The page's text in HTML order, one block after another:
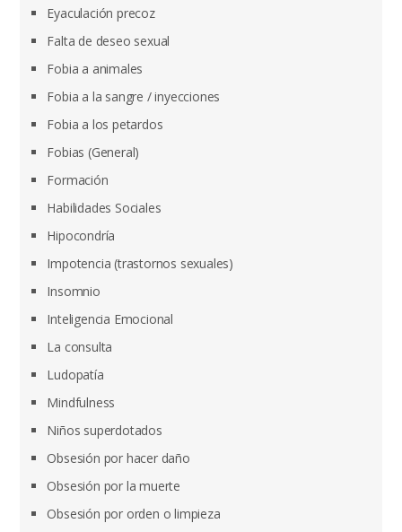
Eyaculación precoz
Falta de deseo sexual
Fobia a animales
Fobia a la sangre / inyecciones
Fobia a los petardos
Fobias (General)
Formación
Habilidades Sociales
Hipocondría
Impotencia (trastornos sexuales)
Insomnio
Inteligencia Emocional
La consulta
Ludopatía
Mindfulness
Niños superdotados
Obsesión por hacer daño
Obsesión por la muerte
Obsesión por orden o limpieza